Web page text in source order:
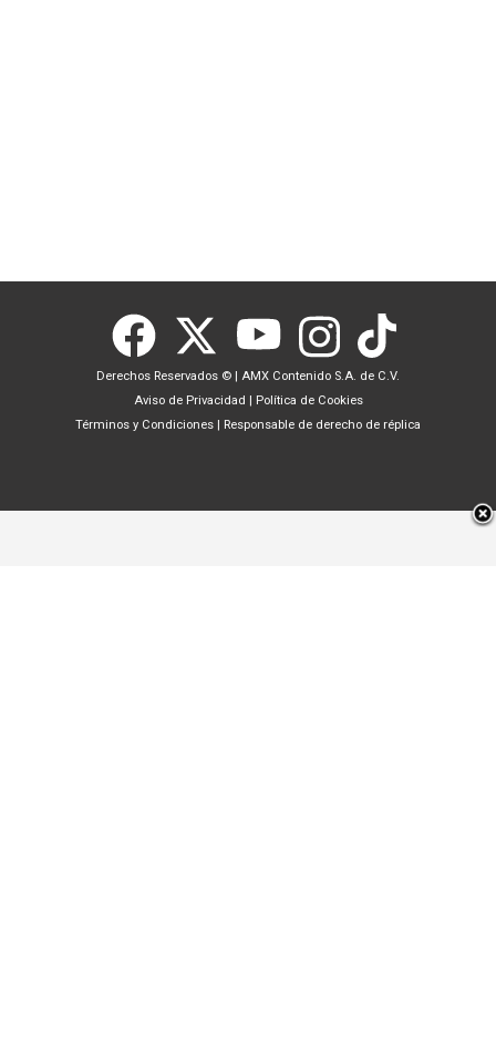
Derechos Reservados © | AMX Contenido S.A. de C.V.
Aviso de Privacidad | Política de Cookies
Términos y Condiciones | Responsable de derecho de réplica